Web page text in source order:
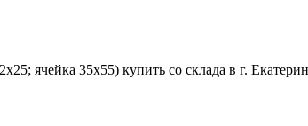
ячейка 35x55) купить со склада в г.